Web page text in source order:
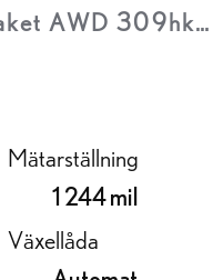
AWD 309hk
Mätarställning
1 244 mil
Växellåda